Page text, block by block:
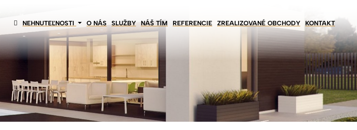
NEHNUTEĽNOSTI O NÁS SLUŽBY NÁŠ TÍM REFERENCIE ZREALIZOVANÉ OBCHODY KONTAKT